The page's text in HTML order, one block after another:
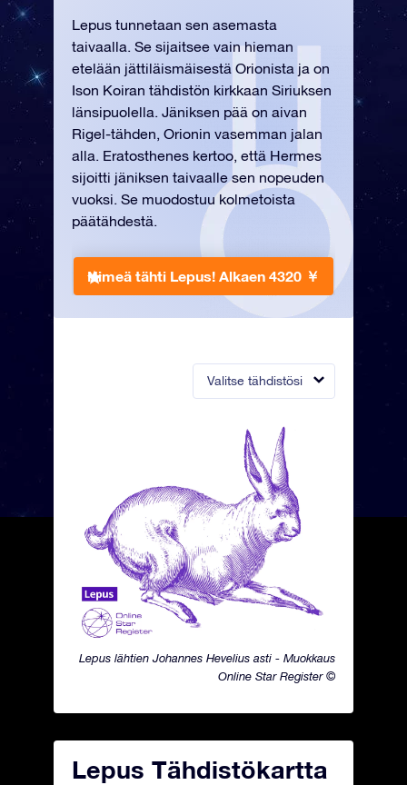
Valitse tähdistösi
Lepus lähtien Johannes Hevelius asti - Muokkaus
Online Star Register ©
Lepus tunnetaan sen asemasta
taivaalla. Se sijaitsee vain hieman
etelään jättiläismäisestä Orionista ja on
Ison Koiran tähdistön kirkkaan Siriuksen
länsipuolella. Jäniksen pää on aivan
Rigel-tähden, Orionin vasemman jalan
alla. Eratosthenes kertoo, että Hermes
sijoitti jäniksen taivaalle sen nopeuden
vuoksi. Se muodostuu kolmetoista
päätähdestä.
Nimeä tähti Lepus! Alkaen 4320 ￥
Lepus Tähdistökartta